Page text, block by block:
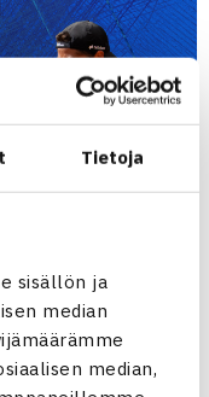
Tietoja
sisällön ja
median
median,